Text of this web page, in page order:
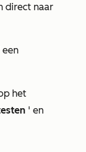
direct naar
het
' en